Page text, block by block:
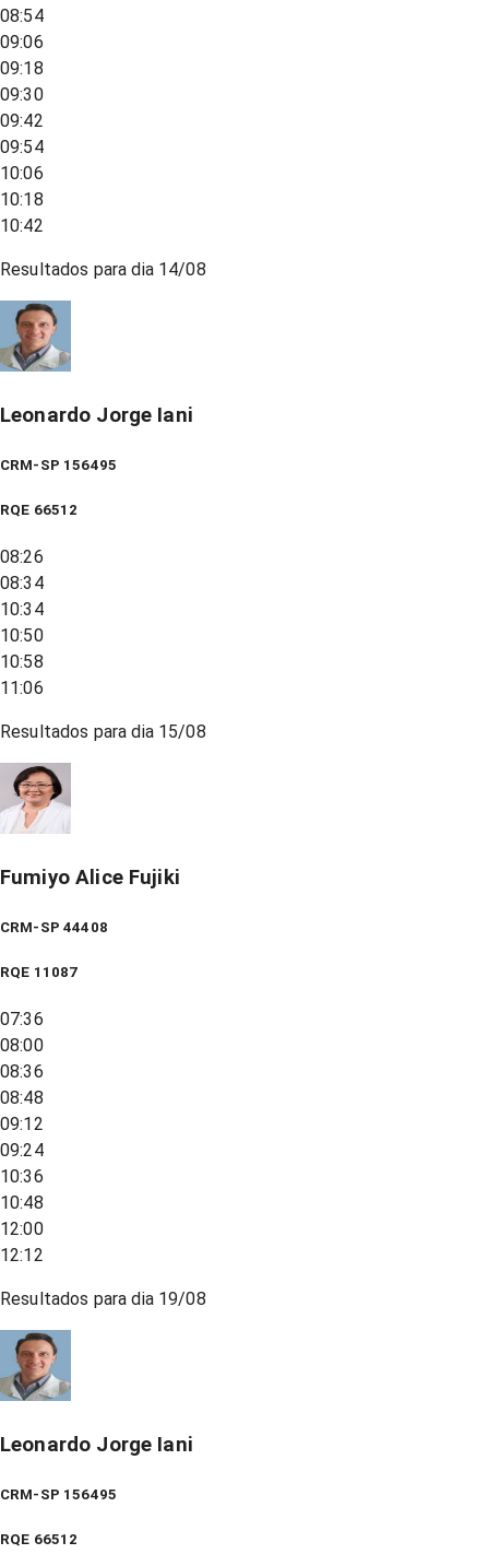
08:54
09:06
09:18
09:30
09:42
09:54
10:06
10:18
10:42
Resultados para dia 14/08
Leonardo Jorge Iani
CRM-SP 156495
RQE 66512
08:26
08:34
10:34
10:50
10:58
11:06
Resultados para dia 15/08
Fumiyo Alice Fujiki
CRM-SP 44408
RQE 11087
07:36
08:00
08:36
08:48
09:12
09:24
10:36
10:48
12:00
12:12
Resultados para dia 19/08
Leonardo Jorge Iani
CRM-SP 156495
RQE 66512